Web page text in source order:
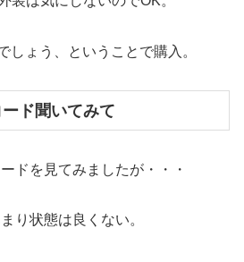
しょう、ということで購入。
ド聞いてみて
ドを見てみましたが・・・
り状態は良くない。